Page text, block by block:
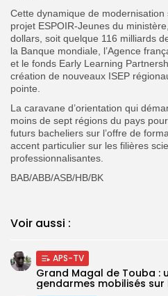
Cette dynamique de modernisation
projet ESPOIR-Jeunes du
dollars, soit quelque 116 milliards
la Banque mondiale, l’Agence
et le fonds Early Learning
création de nouveaux ISEP
pointe.
La caravane d’orientation qui
moins de sept régions du pays
futurs bacheliers sur l’offre de
accent particulier sur les filières
professionnalisantes.
BAB/ABB/ASB/HB/BK
Voir aussi :
APS-TV
Grand Magal de Touba :
gendarmes mobilisés sur